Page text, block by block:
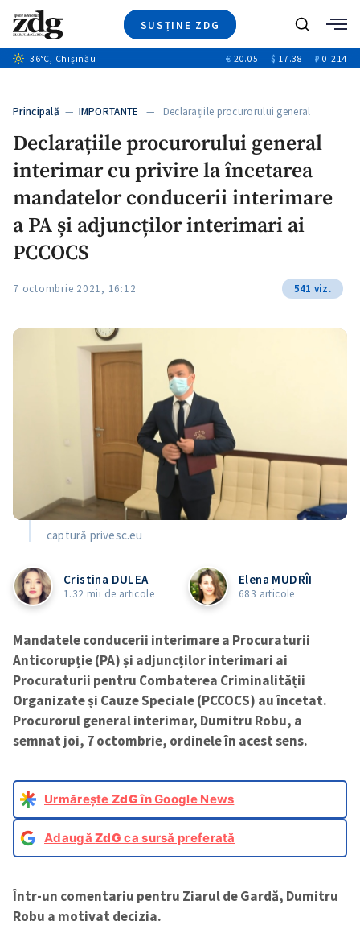
SUSȚINE ZDG
Ştiri
+10
Video
Special
Blog
Caută
36°C, Chișinău € 20.05 $ 17.38 ₽ 0.214
Principală — IMPORTANTE — Declarațiile procurorului general
Declarațiile procurorului general
interimar cu privire la încetarea
mandatelor conducerii interimare
a PA și adjuncților interimari ai
PCCOCS
7 octombrie 2021, 16:12 541 viz.
captură privesc.eu
Cristina DULEA
1.32 mii de articole
Elena MUDRÎI
683 articole
Mandatele conducerii interimare a Procuraturii
Anticorupție (PA) și adjuncților interimari ai
Procuraturii pentru Combaterea Criminalității
Organizate și Cauze Speciale (PCCOCS) au încetat.
Procurorul general interimar, Dumitru Robu, a
semnat joi, 7 octombrie, ordinele în acest sens.
Urmărește ZdGîn Google News
AdaugăZdG ca sursă preferată
Într-un comentariu pentru Ziarul de Gardă, Dumitru
Robu a motivat decizia.